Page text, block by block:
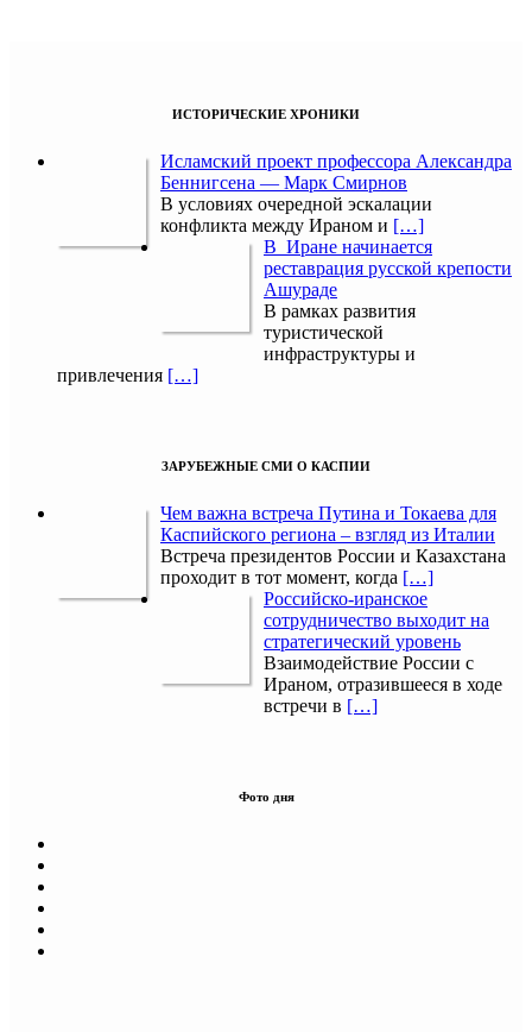
ИСТОРИЧЕСКИЕ ХРОНИКИ
Исламский проект профессора Александра
Беннигсена — Марк Смирнов
В условиях очередной эскалации
конфликта между Ираном и […]
В Иране начинается
реставрация русской крепости
Ашураде
В рамках развития
туристической
инфраструктуры и
привлечения […]
ЗАРУБЕЖНЫЕ СМИ О КАСПИИ
Чем важна встреча Путина и Токаева для
Каспийского региона – взгляд из Италии
Встреча президентов России и Казахстана
проходит в тот момент, когда […]
Российско-иранское
сотрудничество выходит на
стратегический уровень
Взаимодействие России с
Ираном, отразившееся в ходе
встречи в […]
Фото дня